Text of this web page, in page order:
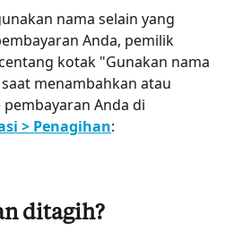
nama selain yang
Anda, pemilik
kotak "Gunakan nama
menambahkan atau
Anda di
> Penagihan:
ditagih?